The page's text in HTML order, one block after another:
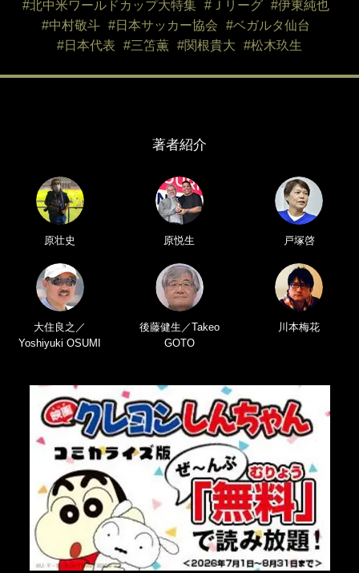
#北中米ワールドカップ大特集 #Ｊリーグ
#伊東純也
#中村敬斗
#日本サッカー協会
#ベガルタ仙台
#日本代表
#三笘薫 #関根貴大 #松木玖生
著者紹介
原壮史 原悦生 戸塚啓
大住良之／
Yoshiyuki OSUMI
後藤健生／Takeo
GOTO
川本梅花